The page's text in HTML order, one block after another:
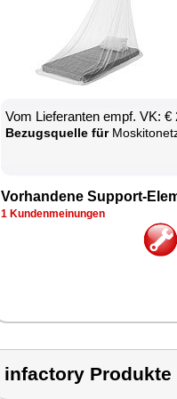
Vom Lie­fe­ran­ten empf. VK: €
Be­zugs­quel­le für
Vor­han­de­ne Sup­port-
1 Kun­den­mei­nun­gen
infactory Produkte